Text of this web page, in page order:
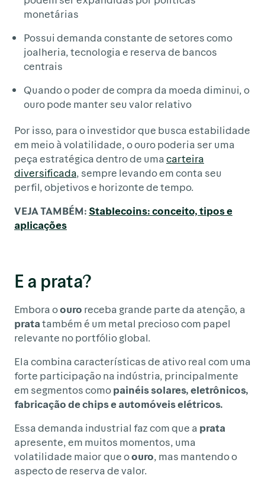
monetárias
Possui demanda constante de setores como
joalheria, tecnologia e reserva de bancos
centrais
Quando o poder de compra da moeda diminui, o
ouro pode manter seu valor relativo
Por isso, para o investidor que busca estabilidade
em meio à volatilidade, o ouro poderia ser uma
peça estratégica dentro de umacarteira
diversificada, sempre levando em conta seu
perfil, objetivos e horizonte de tempo.
VEJA TAMBÉM: Stablecoins: conceito, tipos e
aplicações
E a prata?
Embora oouro receba grande parte da atenção, a
pratatambém é um metal precioso com papel
relevante no portfólio global.
Ela combina características de ativo real com uma
forte participação na indústria, principalmente
em segmentos comopainéis solares, eletrônicos,
fabricação de chips e automóveis elétricos.
Essa demanda industrial faz com que a prata
apresente, em muitos momentos, uma
volatilidade maior que oouro, mas mantendo o
aspecto de reserva de valor.